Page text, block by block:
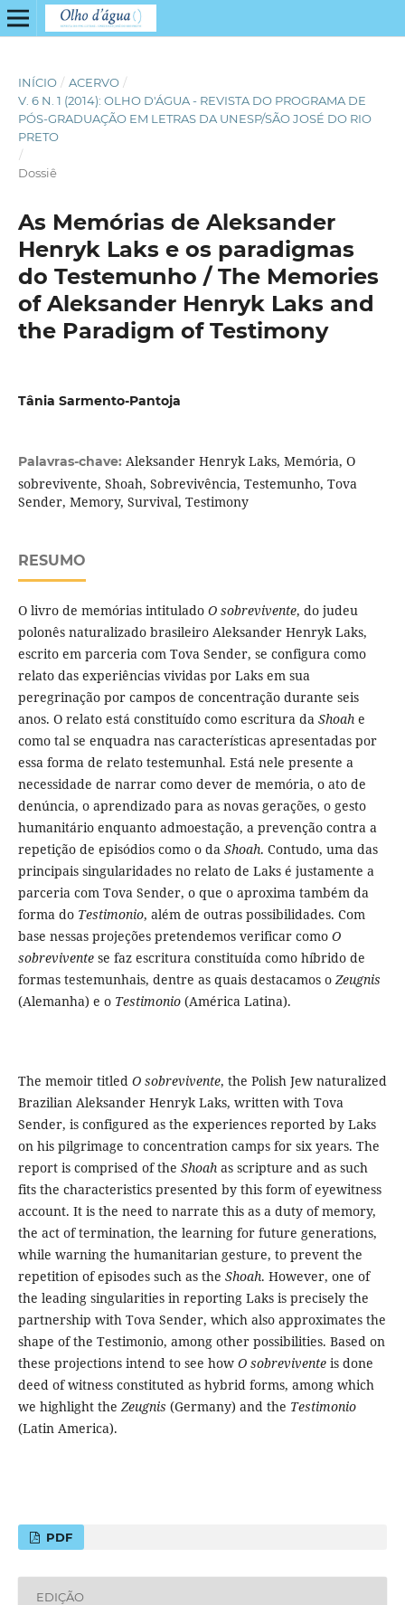
INÍCIO / ACERVO /
V. 6 N. 1 (2014): OLHO D'ÁGUA - REVISTA DO PROGRAMA DE
PÓS-GRADUAÇÃO EM LETRAS DA UNESP/SÃO JOSÉ DO RIO
PRETO
/
Dossiê
As Memórias de Aleksander
Henryk Laks e os paradigmas
do Testemunho / The Memories
of Aleksander Henryk Laks and
the Paradigm of Testimony
Tânia Sarmento-Pantoja
Palavras-chave: Aleksander Henryk Laks, Memória, O
sobrevivente, Shoah, Sobrevivência, Testemunho, Tova
Sender, Memory, Survival, Testimony
RESUMO
O livro de memórias intitulado O sobrevivente, do judeu
polonês naturalizado brasileiro Aleksander Henryk Laks,
escrito em parceria com Tova Sender, se configura como
relato das experiências vividas por Laks em sua
peregrinação por campos de concentração durante seis
anos. O relato está constituído como escritura da Shoahe
como tal se enquadra nas características apresentadas por
essa forma de relato testemunhal. Está nele presente a
necessidade de narrar como dever de memória, o ato de
denúncia, o aprendizado para as novas gerações, o gesto
humanitário enquanto admoestação, a prevenção contra a
repetição de episódios como o da Shoah. Contudo, uma das
principais singularidades no relato de Laks é justamente a
parceria com Tova Sender, o que o aproxima também da
forma do Testimonio, além de outras possibilidades. Com
base nessas projeções pretendemos verificar como O
sobreviventese faz escritura constituída como híbrido de
formas testemunhais, dentre as quais destacamos oZeugnis
(Alemanha) e o Testimonio(América Latina).
The memoir titled O sobrevivente, the Polish Jew naturalized
Brazilian Aleksander Henryk Laks, written with Tova
Sender, is configured as the experiences reported by Laks
on his pilgrimage to concentration camps for six years. The
report is comprised of the Shoahas scripture and as such
fits the characteristics presented by this form of eyewitness
account. It is the need to narrate this as a duty of memory,
the act of termination, the learning for future generations,
while warning the humanitarian gesture, to prevent the
repetition of episodes such as the Shoah. However, one of
the leading singularities in reporting Laks is precisely the
partnership with Tova Sender, which also approximates the
shape of the Testimonio, among other possibilities. Based on
these projections intend to see how O sobreviventeis done
deed of witness constituted as hybrid forms, among which
we highlight theZeugnis (Germany) and the Testimonio
(Latin America).
PDF
EDIÇÃO